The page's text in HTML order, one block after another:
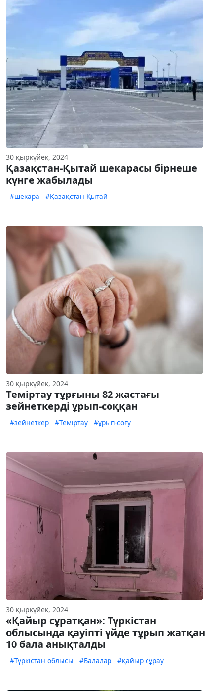
30 қыркүйек, 2024
Қазақстан-Қытай шекарасы бірнеше
күнге жабылады
#шекара #Қазақстан-Қытай
30 қыркүйек, 2024
Теміртау тұрғыны 82 жастағы
зейнеткерді ұрып-соққан
#зейнеткер #Теміртау #ұрып-соғу
30 қыркүйек, 2024
«Қайыр сұратқан»: Түркістан
облысында қауіпті үйде тұрып жатқан
10 бала анықталды
#Түркістан облысы #Балалар #қайыр сұрау